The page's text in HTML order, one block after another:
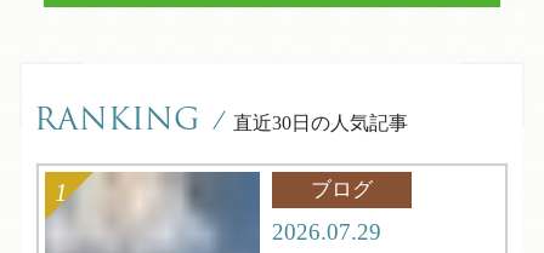
RANKING / 直近30日の人気記事
ブログ
2026.07.29